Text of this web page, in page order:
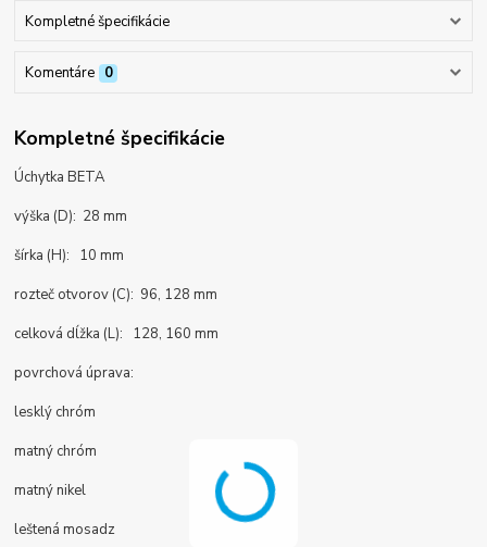
Kompletné špecifikácie
Komentáre 0
Kompletné špecifikácie
Úchytka BETA
výška (D): 28 mm
šírka (H): 10 mm
rozteč otvorov (C): 96, 128 mm
celková dĺžka (L): 128, 160 mm
povrchová úprava:
lesklý chróm
matný chróm
matný nikel
leštená mosadz